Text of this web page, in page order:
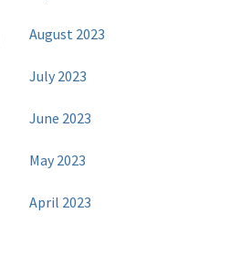
August 2023
July 2023
June 2023
May 2023
April 2023